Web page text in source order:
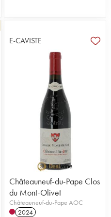
E-CAVISTE
Châteauneuf-du-Pape Clos
du Mont-Olivet
Châteauneuf-du-Pape AOC
2024